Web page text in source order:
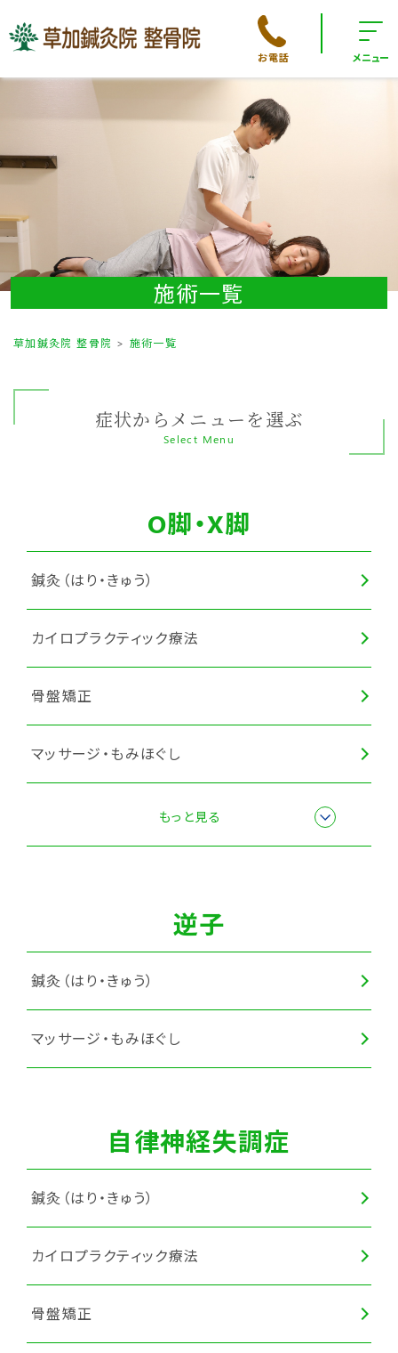
お電話 メニュー
施術一覧
草加鍼灸院 整骨院 施術一覧
症状からメニューを選ぶ
Select Menu
O脚・X脚
鍼灸（はり・きゅう）
カイロプラクティック療法
骨盤矯正
マッサージ・もみほぐし
もっと見る
逆子
鍼灸（はり・きゅう）
マッサージ・もみほぐし
自律神経失調症
鍼灸（はり・きゅう）
カイロプラクティック療法
骨盤矯正